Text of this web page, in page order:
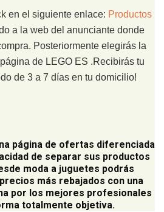
en el siguiente enlace: Productos
a la web del anunciante donde
Posteriormente elegirás la
de LEGO ES .Recibirás tu
de 3 a 7 días en tu domicilio!
página de ofertas diferenciada
de separar sus productos
moda a juguetes podrás
más rebajados con una
por los mejores profesionales
totalmente objetiva.